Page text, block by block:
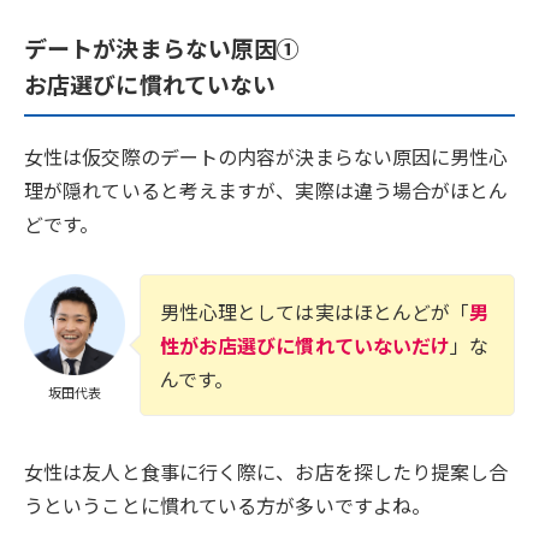
デートが決まらない原因①
お店選びに慣れていない
女性は仮交際のデートの内容が決まらない原因に男性心
理が隠れていると考えますが、実際は違う場合がほとん
どです。
坂田代表
男性心理としては実はほとんどが「男
性がお店選びに慣れていないだけ 」な
んです。
女性は友人と食事に行く際に、お店を探したり提案し合
うということに慣れている方が多いですよね。